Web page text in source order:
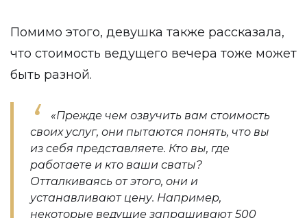
Помимо этого, девушка также рассказала,
что стоимость ведущего вечера тоже может
быть разной.
«Прежде чем озвучить вам стоимость
своих услуг, они пытаются понять, что вы
из себя представляете. Кто вы, где
работаете и кто ваши сваты?
Отталкиваясь от этого, они и
устанавливают цену. Например,
некоторые ведущие запрашивают 500